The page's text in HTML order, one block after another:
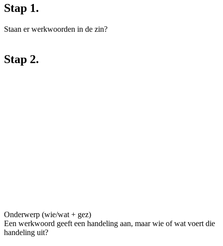
Stap 1.
Staan er werkwoorden in de zin?
Stap 2.
Onderwerp (wie/wat + gez)
Een werkwoord geeft een handeling aan, maar wie of wat voert die
handeling uit?